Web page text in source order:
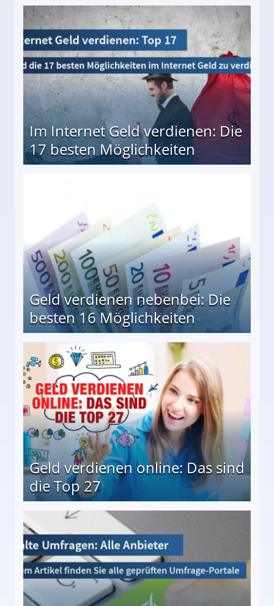
besten Möglichkeiten
Im Internet Geld verdienen: Die
17 besten Möglichkeiten
Geld verdienen nebenbei: Die
besten 16 Möglichkeiten
Geld verdienen online: Das sind
die Top 27